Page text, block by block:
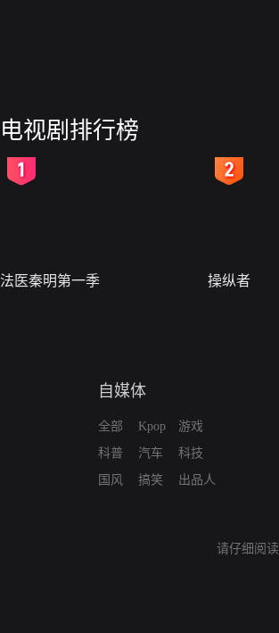
电视剧排行榜
法医秦明第一季 操纵者
自媒体
全部
科普
国风
Kpop
汽车
搞笑
游戏
科技
出品人
请仔细阅读